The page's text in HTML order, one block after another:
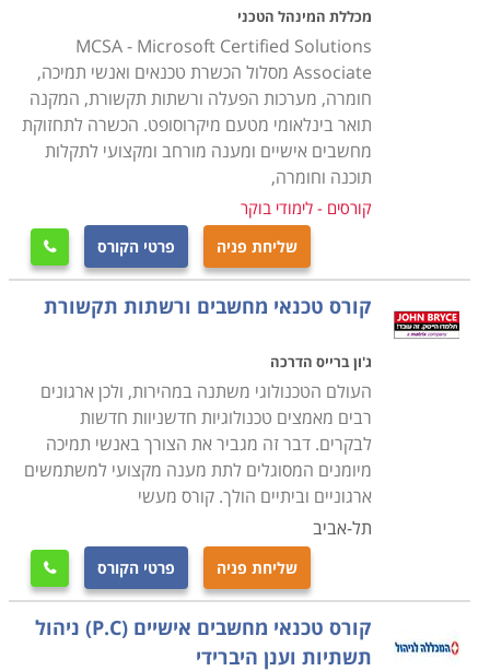
כוללים היכרות מעמיקה עם מבנה המחשב, סוגי מחשבים,
ציוד משלים, מערכות הפעלה, תחזוקה שוטפת, התקנה של
תוכנות וחומרות שונות, רשתות תקשורת, שדרוג תוכנות
וגרסאות, טיפול בתקלות ובכשלים מערכתיים ונושאים רבים
אחרים. הלימודים מתבצעים בדרך כלל במכללות מקצועיות
שלהן מעבדות מחשבים משוכללות כאשר במהלך הקורס
המשתתפים מתרגלים באופן מעשי את מה שלמדו ואת
העבודה שבה יעסקו בעתיד.
קורס טכנאי מחשבים ניידים
עוסק בלימוד מעמיק של מבנה המחשב הנייד, חומרה,
פירוק מחשבים ניידים והרכבתם, איתור תקלות, התקנת
תוכנות על מחשב נייד ועוד.
קורס טכנאי מחשבים עם הסמכת MCITP
במסגרת הקורס תלמדו נושאי חומרה וטכנאות, טכנולוגיות
מתקדמות, איתור תקלות, מערכות הפעלה ועוד תחומים
שעליהם אחראי טכנאי המחשבים. במקביל תעסקו גם
בעבודת מנהל רשתות תקשורת ותלמדו איך בונים רשת
תקשורת, איך מתאימים את הרשת לצרכים השוטפים של
הארגון, איך פותרים בעיות וכן הלאה.
מכללת המינהל הטכני
MCSA - Microsoft Certified Solutions
Associate מסלול הכשרת טכנאים ואנשי תמיכה,
חומרה, מערכות הפעלה ורשתות תקשורת, המקנה
תואר בינלאומי מטעם מיקרוסופט. הכשרה לתחזוקת
מחשבים אישיים ומענה מורחב ומקצועי לתקלות
תוכנה וחומרה,
קורסים - לימודי בוקר
שליחת פניה פרטי הקורס 
קורס טכנאי מחשבים ורשתות תקשורת
ג'ון ברייס הדרכה
העולם הטכנולוגי משתנה במהירות, ולכן ארגונים
רבים מאמצים טכנולוגיות חדשניוות חדשות
לבקרים. דבר זה מגביר את הצורך באנשי תמיכה
מיומנים המסוגלים לתת מענה מקצועי למשתמשים
ארגוניים וביתיים הולך. קורס מעשי
תל-אביב
שליחת פניה פרטי הקורס 
קורס טכנאי מחשבים אישיים (P.C) ניהול
תשתיות וענן היברידי